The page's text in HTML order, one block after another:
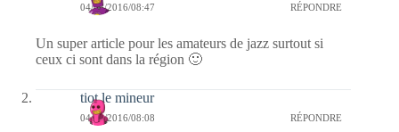
04/08/2016/08:47 RÉPONDRE
Un super article pour les amateurs de jazz surtout si
ceux ci sont dans la région 🙂
tiot le mineur
04/08/2016/08:08 RÉPONDRE